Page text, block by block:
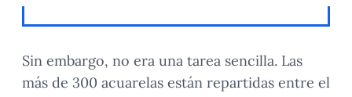
Sin embargo, no era una tarea sencilla. Las
más de 300 acuarelas están repartidas entre el